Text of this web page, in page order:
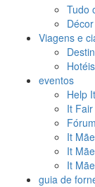
Tudo
Viagens e
eventos
Help
It Fair
It
It
It
guia de